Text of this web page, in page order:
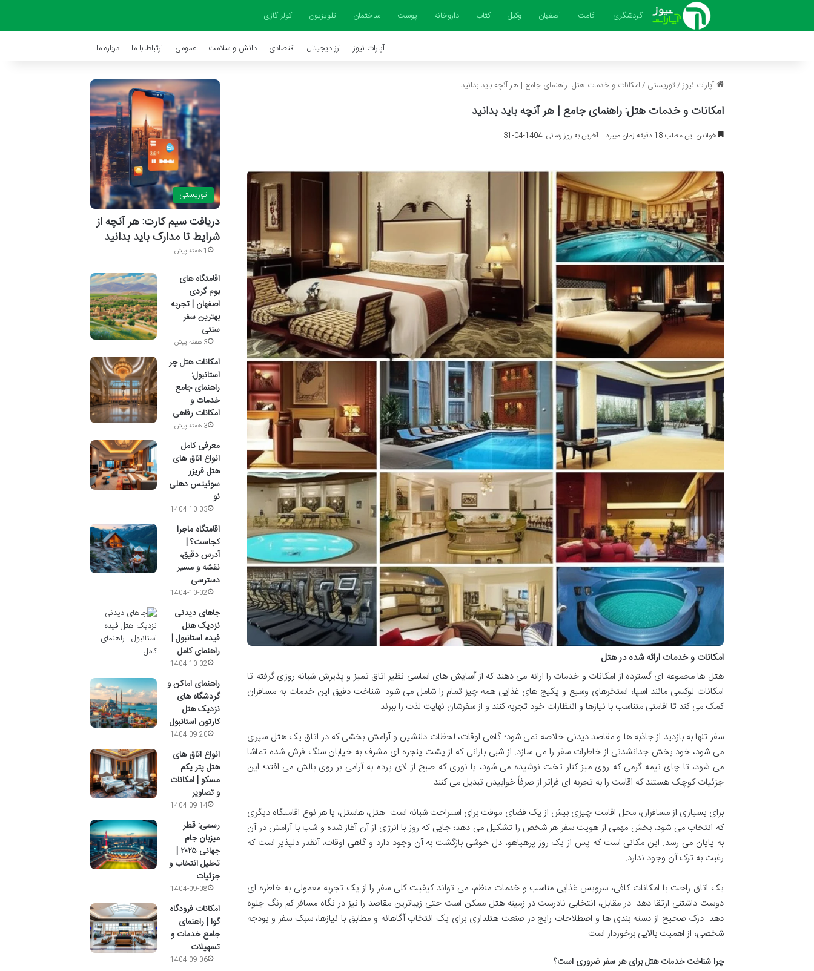
گردشگری اقامت اصفهان وکیل کتاب داروخانه پوست ساختمان تلویزیون کولر گازی
آپارات نیوز ارز دیجیتال اقتصادی دانش و سلامت عمومی ارتباط با ما درباره ما
آپارات نیوز/توریستی /امکانات و خدمات هتل: راهنمای جامع | هر آنچه باید بدانید
امکانات و خدمات هتل: راهنمای جامع | هر آنچه باید بدانید
آخرین به روز رسانی: 1404-04-31 خواندن این مطلب 18 دقیقه زمان میبرد
امکانات و خدمات ارائه شده در هتل
هتل ها مجموعه ای گسترده از امکانات و خدمات را ارائه می دهند که از آسایش های اساسی نظیر اتاق تمیز و پذیرش شبانه روزی گرفته تا
امکانات لوکسی مانند اسپا، استخرهای وسیع و پکیج های غذایی همه چیز تمام را شامل می شود. شناخت دقیق این خدمات به مسافران
کمک می کند تا اقامتی متناسب با نیازها و انتظارات خود تجربه کنند و از سفرشان نهایت لذت را ببرند.
سفر تنها به بازدید از جاذبه ها و مقاصد دیدنی خلاصه نمی شود؛ گاهی اوقات، لحظات دلنشین و آرامش بخشی که در اتاق یک هتل سپری
می شود، خود بخش جدانشدنی از خاطرات سفر را می سازد. از شبی بارانی که از پشت پنجره ای مشرف به خیابان سنگ فرش شده تماشا
می شود، تا چای نیمه گرمی که روی میز کنار تخت نوشیده می شود، یا نوری که صبح از لای پرده به آرامی بر روی بالش می افتد؛ این
جزئیات کوچک هستند که اقامت را به تجربه ای فراتر از صرفاً خوابیدن تبدیل می کنند.
برای بسیاری از مسافران، محل اقامت چیزی بیش از یک فضای موقت برای استراحت شبانه است. هتل، هاستل، یا هر نوع اقامتگاه دیگری
که انتخاب می شود، بخش مهمی از هویت سفر هر شخص را تشکیل می دهد؛ جایی که روز با انرژی از آن آغاز شده و شب با آرامش در آن
به پایان می رسد. این مکانی است که پس از یک روز پرهیاهو، دل خوشی بازگشت به آن وجود دارد و گاهی اوقات، آنقدر دلپذیر است که
رغبت به ترک آن وجود ندارد.
یک اتاق راحت با امکانات کافی، سرویس غذایی مناسب و خدمات منظم، می تواند کیفیت کلی سفر را از یک تجربه معمولی به خاطره ای
دوست داشتنی ارتقا دهد. در مقابل، انتخابی نادرست در زمینه هتل ممکن است حتی زیباترین مقاصد را نیز در نگاه مسافر کم رنگ جلوه
دهد. درک صحیح از دسته بندی ها و اصطلاحات رایج در صنعت هتلداری برای یک انتخاب آگاهانه و مطابق با نیازها، سبک سفر و بودجه
شخصی، از اهمیت بالایی برخوردار است.
چرا شناخت خدمات هتل برای هر سفر ضروری است؟
توریستی
دریافت سیم کارت: هر آنچه از
شرایط تا مدارک باید بدانید
1 هفته پیش
اقامتگاه های
بوم گردی
اصفهان | تجربه
بهترین سفر
سنتی
3 هفته پیش
امکانات هتل چر
استانبول:
راهنمای جامع
خدمات و
امکانات رفاهی
3 هفته پیش
معرفی کامل
انواع اتاق های
هتل فریزر
سوئیتس دهلی
نو
1404-10-03
اقامتگاه ماجرا
کجاست؟ |
آدرس دقیق،
نقشه و مسیر
دسترسی
1404-10-02
جاهای دیدنی
نزدیک هتل
فیده استانبول |
راهنمای کامل
1404-10-02
راهنمای اماکن و
گردشگاه های
نزدیک هتل
کارتون استانبول
1404-09-20
انواع اتاق های
هتل پتر یکم
مسکو | امکانات
و تصاویر
1404-09-14
رسمی: قطر
میزبان جام
جهانی ۲۰۲۵ |
تحلیل انتخاب و
جزئیات
1404-09-08
امکانات فرودگاه
گوا | راهنمای
جامع خدمات و
تسهیلات
1404-09-06